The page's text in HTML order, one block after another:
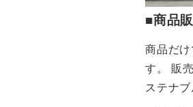
■商品
商品だ
す。 販
ステナ